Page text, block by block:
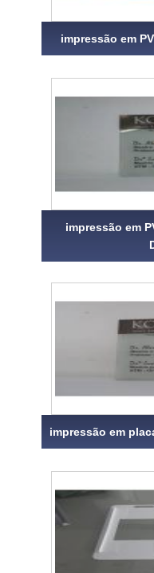
impressão em
impressão em
impressão em